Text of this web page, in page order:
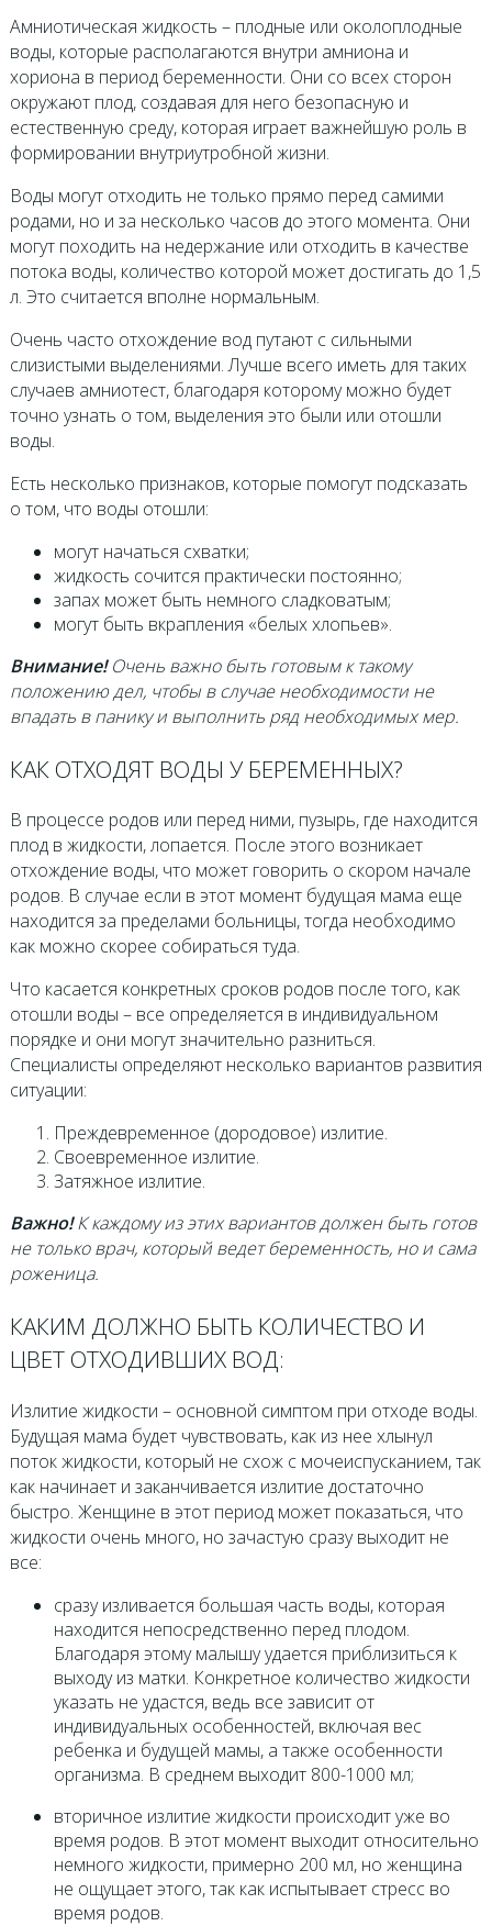
Амниотическая жидкость – плодные или околоплодные
воды, которые располагаются внутри амниона и
хориона в период беременности. Они со всех сторон
окружают плод, создавая для него безопасную и
естественную среду, которая играет важнейшую роль в
формировании внутриутробной жизни.
Воды могут отходить не только прямо перед самими
родами, но и за несколько часов до этого момента. Они
могут походить на недержание или отходить в качестве
потока воды, количество которой может достигать до 1,5
л. Это считается вполне нормальным.
Очень часто отхождение вод путают с сильными
слизистыми выделениями. Лучше всего иметь для таких
случаев амниотест, благодаря которому можно будет
точно узнать о том, выделения это были или отошли
воды.
Есть несколько признаков, которые помогут подсказать
о том, что воды отошли:
могут начаться схватки;
жидкость сочится практически постоянно;
запах может быть немного сладковатым;
могут быть вкрапления «белых хлопьев».
Внимание!Очень важно быть готовым к такому
положению дел, чтобы в случае необходимости не
впадать в панику и выполнить ряд необходимых мер.
КАК ОТХОДЯТ ВОДЫ У БЕРЕМЕННЫХ?
В процессе родов или перед ними, пузырь, где находится
плод в жидкости, лопается. После этого возникает
отхождение воды, что может говорить о скором начале
родов. В случае если в этот момент будущая мама еще
находится за пределами больницы, тогда необходимо
как можно скорее собираться туда.
Что касается конкретных сроков родов после того, как
отошли воды – все определяется в индивидуальном
порядке и они могут значительно разниться.
Специалисты определяют несколько вариантов развития
ситуации:
Преждевременное (дородовое) излитие.
Своевременное излитие.
Затяжное излитие.
Важно!К каждому из этих вариантов должен быть готов
не только врач, который ведет беременность, но и сама
роженица.
КАКИМ ДОЛЖНО БЫТЬ КОЛИЧЕСТВО И
ЦВЕТ ОТХОДИВШИХ ВОД:
Излитие жидкости – основной симптом при отходе воды.
Будущая мама будет чувствовать, как из нее хлынул
поток жидкости, который не схож с мочеиспусканием, так
как начинает и заканчивается излитие достаточно
быстро. Женщине в этот период может показаться, что
жидкости очень много, но зачастую сразу выходит не
все:
сразу изливается большая часть воды, которая
находится непосредственно перед плодом.
Благодаря этому малышу удается приблизиться к
выходу из матки. Конкретное количество жидкости
указать не удастся, ведь все зависит от
индивидуальных особенностей, включая вес
ребенка и будущей мамы, а также особенности
организма. В среднем выходит 800-1000 мл;
вторичное излитие жидкости происходит уже во
время родов. В этот момент выходит относительно
немного жидкости, примерно 200 мл, но женщина
не ощущает этого, так как испытывает стресс во
время родов.